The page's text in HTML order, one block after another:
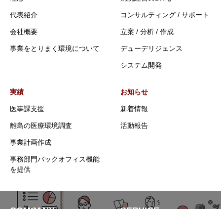
代表紹介
会社概要
事業をとりまく環境について
コンサルティング / サポート
立案 / 分析 / 作成
デューデリジェンス
システム開発
実績
医事課支援
離島の医療環境調査
事業計画作成
事務部門バックオフィス機能
を提供
お知らせ
新着情報
活動報告